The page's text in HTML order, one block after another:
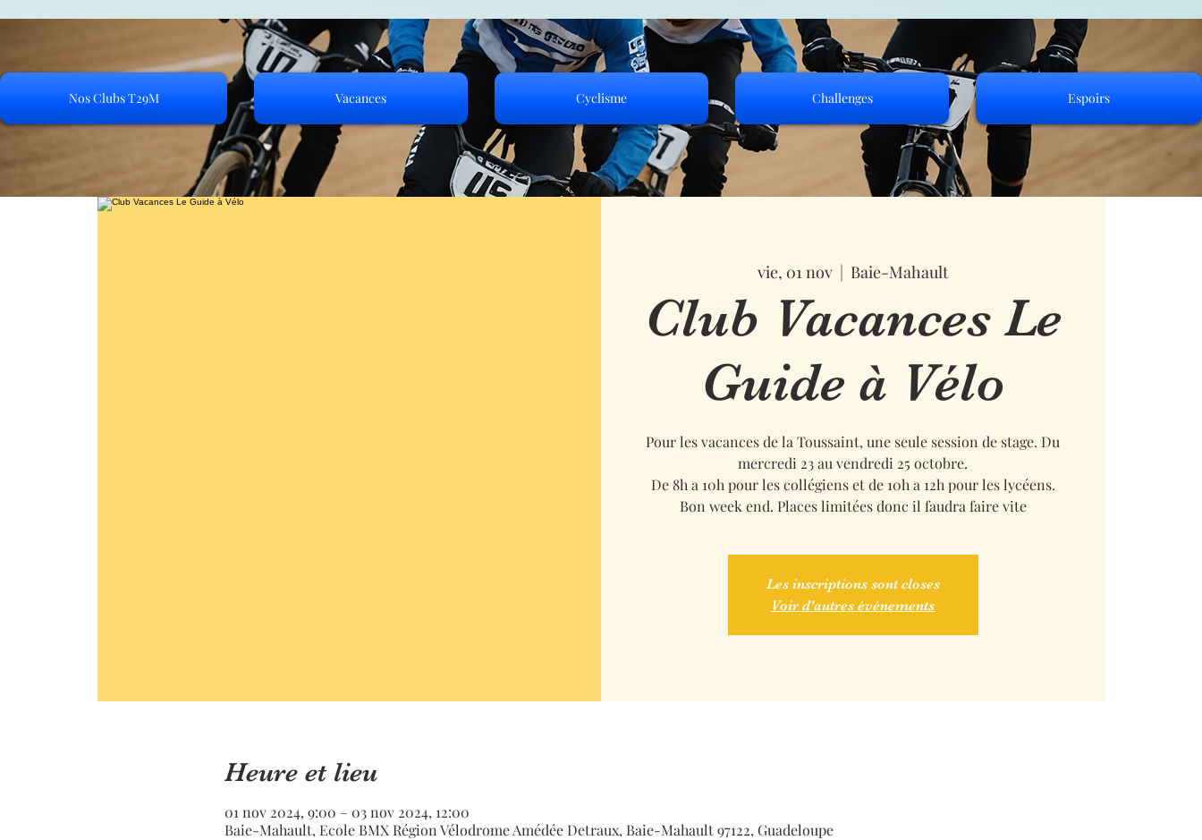
Nos Clubs T29M Vacances Cyclisme Challenges Espoirs
vie, 01 nov
  |
Baie-Mahault
Club Vacances Le
Guide à Vélo
Pour les vacances de la Toussaint, une seule session de stage. Du
mercredi 23 au vendredi 25 octobre.
De 8h a 10h pour les collégiens et de 10h a 12h pour les lycéens.
Bon week end. Places limitées donc il faudra faire vite
Les inscriptions sont closes
Voir d'autres événements
Heure et lieu
01 nov 2024, 9:00 – 03 nov 2024, 12:00
Baie-Mahault, Ecole BMX Région Vélodrome Amédée Detraux, Baie-Mahault 97122, Guadeloupe